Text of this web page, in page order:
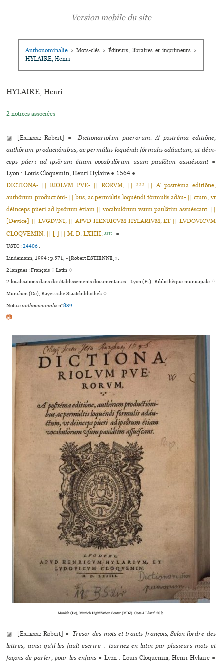
Anthonominalie > Mots-clés > Éditeurs, libraires et imprimeurs >
HYLAIRE, Henri
HYLAIRE, Henri
2 notices associées
▨ [Estienne Robert] ●
Dictionariolum puerorum. A’ pos­tréma edi­tiõne,
authõ­rum pro­duc­tiónibus, ac permúl­tis loquéndi fór­mu­lis adáuctum, ut déin­
ceps púeri ad ipsõ­rum étiam voca­bulõ­rum usum paulã­tim assués­cant ●
Lyon : Louis Cloquemin, Henri Hylaire ● 1564 ●
DICTIONA- || RIOLVM PVE- || RORVM, || *** || A’ postréma editiõne,
authõrum productióni- || bus, ac permúltis loquéndi fórmulis adáu- || ctum, vt
déinceps púeri ad ipsõrum étiam || vocabulõrum vsum paulãtim assuéscant. ||
[Device] || LVGDVNI, || APVD HENRICVM HYLARIVM, ET || LVDOVICVM
CLOQVEMIN. || [-] || M. D. LXIIII. USTC ●
USTC :24406.
Lindemann, 1994 : p.571, «[Robert ESTIENNE]».
2 langues :Français ♢Latin ♢
2 localisations dans des établissements documentaires : Lyon (Fr), Bibliothèque muni­ci­pale ♢
München (De), Bayerische Staatsbibliothek ♢
Noticeanthonominalien°839.
📷
Munich (De), Munich DigitiZation Center (MDZ). Cote 4 L.lat.f. 20 b.
▨ [Estienne Robert] ● Tresor des mots et traicts françois, Selon l’ordre des
let­tres, ainsi qu’il les fault escrire : tour­nez en latin par plu­sieurs mots et
façons de parler, pour les enfans ● Lyon : Louis Cloquemin, Henri Hylaire ●